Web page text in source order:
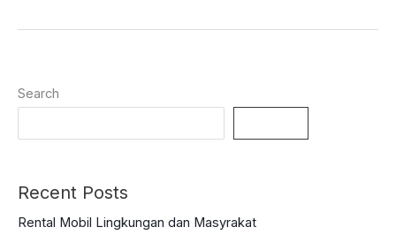
Malang
Jaminan
Search
Recent Posts
Rental Mobil Lingkungan dan Masyrakat